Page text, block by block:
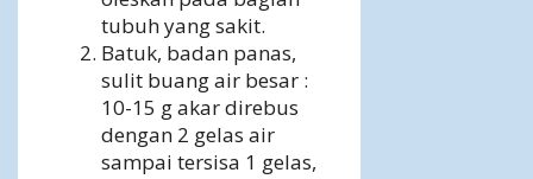
tubuh yang sakit.
Batuk, badan panas,
sulit buang air besar :
10-15 g akar direbus
dengan 2 gelas air
sampai tersisa 1 gelas,